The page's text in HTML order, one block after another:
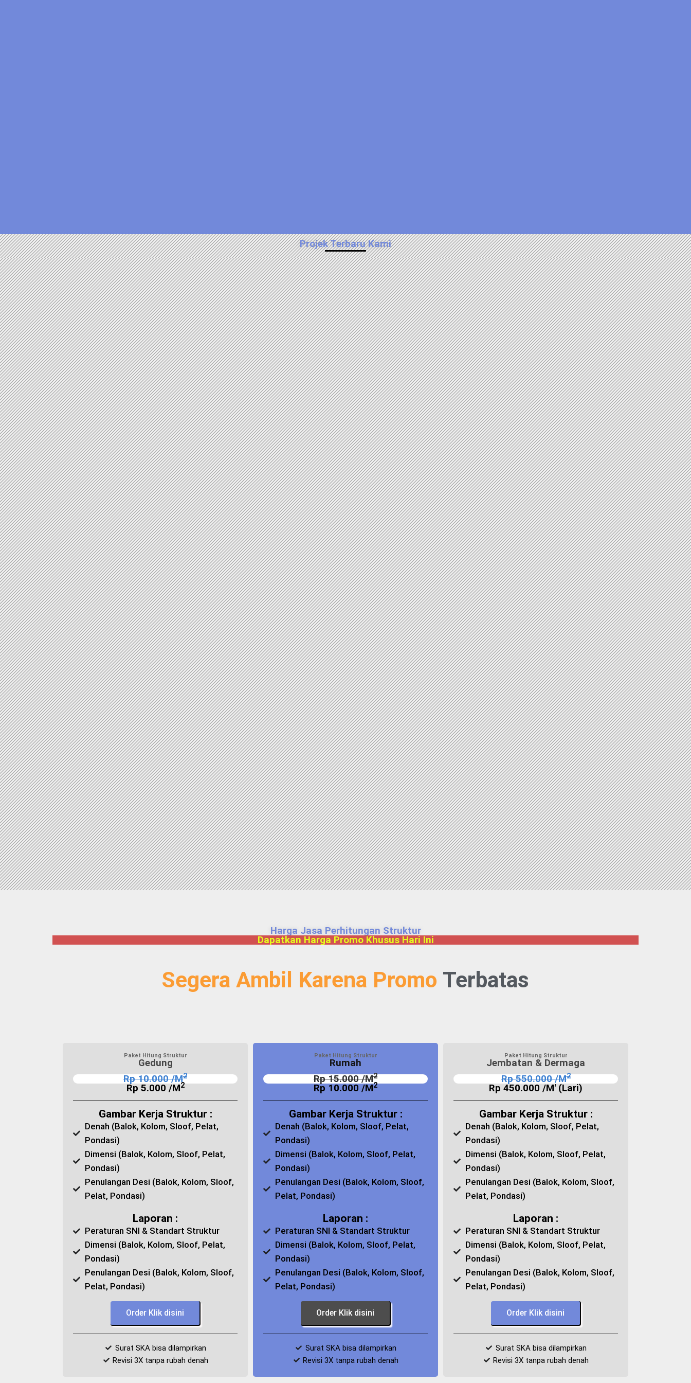
Projek Terbaru Kami
Harga Jasa Perhitungan Struktur
Dapatkan Harga Promo Khusus Hari Ini
Segera Ambil Karena Promo Terbatas
Paket Hitung Struktur
Gedung
Rp 10.000 /M2
Rp 5.000 /M2
Gambar Kerja Struktur :
Denah (Balok, Kolom, Sloof, Pelat,
Pondasi)
Dimensi (Balok, Kolom, Sloof, Pelat,
Pondasi)
Penulangan Desi (Balok, Kolom, Sloof,
Pelat, Pondasi)
Laporan :
Peraturan SNI & Standart Struktur
Dimensi (Balok, Kolom, Sloof, Pelat,
Pondasi)
Penulangan Desi (Balok, Kolom, Sloof,
Pelat, Pondasi)
Order Klik disini
Surat SKA bisa dilampirkan
Revisi 3X tanpa rubah denah
Paket Hitung Struktur
Rumah
Rp 15.000 /M2
Rp 10.000 /M2
Gambar Kerja Struktur :
Denah (Balok, Kolom, Sloof, Pelat,
Pondasi)
Dimensi (Balok, Kolom, Sloof, Pelat,
Pondasi)
Penulangan Desi (Balok, Kolom, Sloof,
Pelat, Pondasi)
Laporan :
Peraturan SNI & Standart Struktur
Dimensi (Balok, Kolom, Sloof, Pelat,
Pondasi)
Penulangan Desi (Balok, Kolom, Sloof,
Pelat, Pondasi)
Order Klik disini
Surat SKA bisa dilampirkan
Revisi 3X tanpa rubah denah
Paket Hitung Struktur
Jembatan & Dermaga
Rp 550.000 /M2
Rp 450.000 /M' (Lari)
Gambar Kerja Struktur :
Denah (Balok, Kolom, Sloof, Pelat,
Pondasi)
Dimensi (Balok, Kolom, Sloof, Pelat,
Pondasi)
Penulangan Desi (Balok, Kolom, Sloof,
Pelat, Pondasi)
Laporan :
Peraturan SNI & Standart Struktur
Dimensi (Balok, Kolom, Sloof, Pelat,
Pondasi)
Penulangan Desi (Balok, Kolom, Sloof,
Pelat, Pondasi)
Order Klik disini
Surat SKA bisa dilampirkan
Revisi 3X tanpa rubah denah